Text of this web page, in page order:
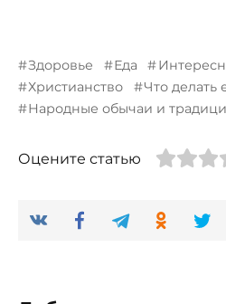
Здоровье Еда
Христианство
Что делать
Народные обычаи и
Оцените статью